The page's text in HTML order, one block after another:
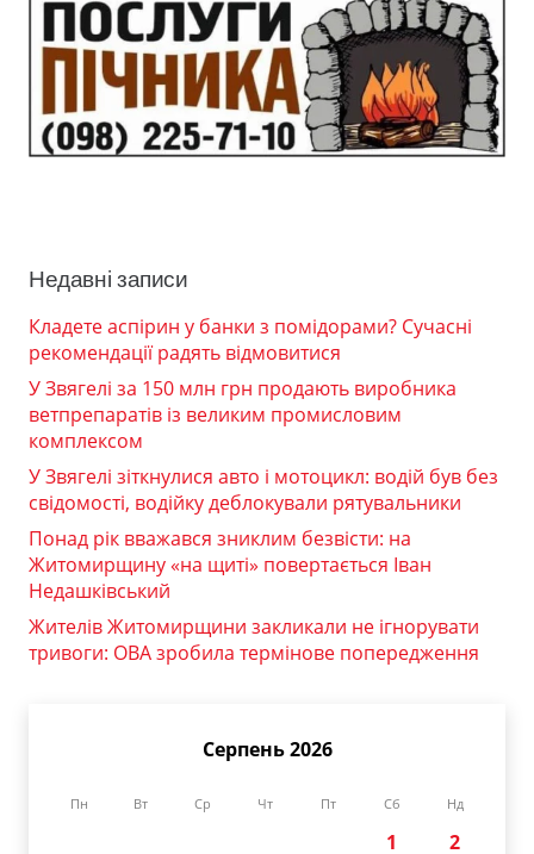
Недавні записи
Кладете аспірин у банки з помідорами? Сучасні
рекомендації радять відмовитися
У Звягелі за 150 млн грн продають виробника
ветпрепаратів із великим промисловим
комплексом
У Звягелі зіткнулися авто і мотоцикл: водій був без
свідомості, водійку деблокували рятувальники
Понад рік вважався зниклим безвісти: на
Житомирщину «на щиті» повертається Іван
Недашківський
Жителів Житомирщини закликали не ігнорувати
тривоги: ОВА зробила термінове попередження
Серпень 2026
Пн Вт Ср Чт Пт Сб Нд
1
2